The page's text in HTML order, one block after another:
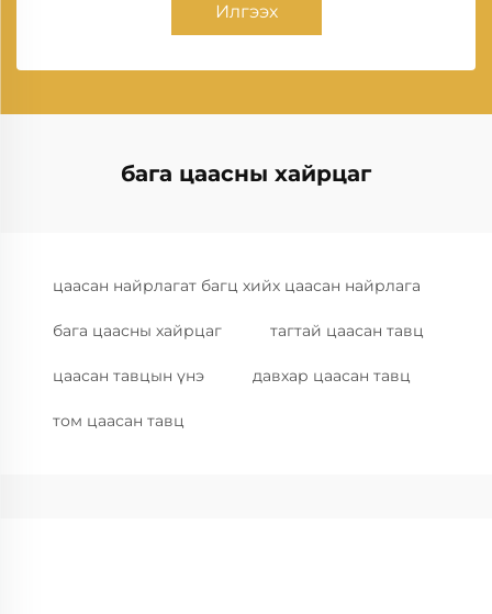
Илгээх
бага цаасны хайрцаг
цаасан найрлагат багц хийх цаасан найрлага
бага цаасны хайрцаг тагтай цаасан тавц
цаасан тавцын үнэ давхар цаасан тавц
том цаасан тавц